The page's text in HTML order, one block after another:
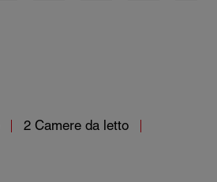
2 Camere da letto